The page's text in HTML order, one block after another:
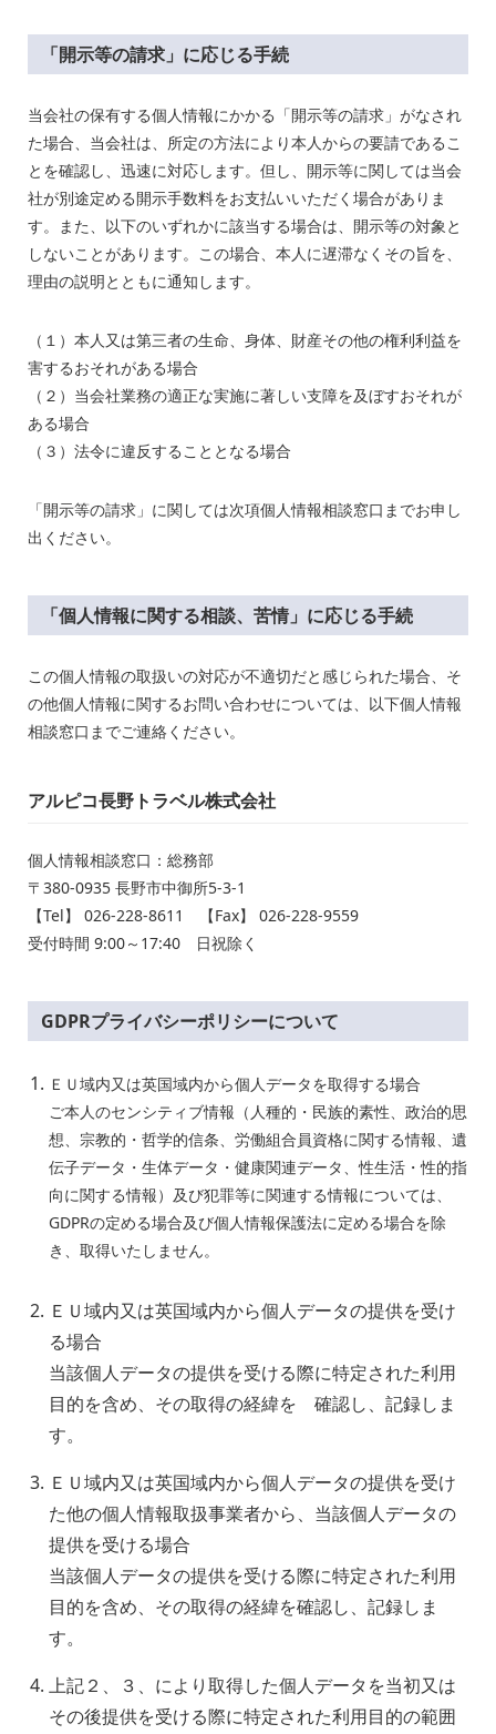
「開示等の請求」に応じる手続
当会社の保有する個人情報にかかる「開示等の請求」がなされ
た場合、当会社は、所定の方法により本人からの要請であるこ
とを確認し、迅速に対応します。但し、開示等に関しては当会
社が別途定める開示手数料をお支払いいただく場合がありま
す。また、以下のいずれかに該当する場合は、開示等の対象と
しないことがあります。この場合、本人に遅滞なくその旨を、
理由の説明とともに通知します。
（１）本人又は第三者の生命、身体、財産その他の権利利益を
害するおそれがある場合
（ ２）当会社業務の適正な実施に著しい支障を及ぼすおそれが
ある場合
（３）法令に違反することとなる場合
「開示等の請求」に関しては次項個人情報相談窓口までお申し
出ください。
「個人情報に関する相談、苦情」に応じる手続
この個人情報の取扱いの対応が不適切だと感じられた場合、そ
の他個人情報に関するお問い合わせについては、以下個人情報
相談窓口までご連絡ください。
アルピコ長野トラベル株式会社
個人情報相談窓口：総務部
〒380-0935 長野市中御所5-3-1
【Tel】 026-228-8611 【Fax】 026-228-9559
受付時間 9:00～17:40 日祝除く
GDPRプライバシーポリシーについて
ＥＵ域内又は英国域内から個人データを取得する場合
ご本人のセンシティブ情報（人種的・民族的素性、政治的思
想、宗教的・哲学的信条、労働組合員資格に関する情報、遺
伝子データ・生体データ・健康関連データ、性生活・性的指
向に関する情報）及び犯罪等に関連する情報については、
GDPRの定める場合及び個人情報保護法に定める場合を除
き、取得いたしません。
ＥＵ域内又は英国域内から個人データの提供を受け
る場合
当該個人データの提供を受ける際に特定された利用
目的を含め、その取得の経緯を 確認し、記録しま
す。
ＥＵ域内又は英国域内から個人データの提供を受け
た他の個人情報取扱事業者から、当該個人データの
提供を受ける場合
当該個人データの提供を受ける際に特定された利用
目的を含め、その取得の経緯を確認し、記録しま
す。
上記２、３、により取得した個人データを当初又は
その後提供を受ける際に特定された利用目的の範囲